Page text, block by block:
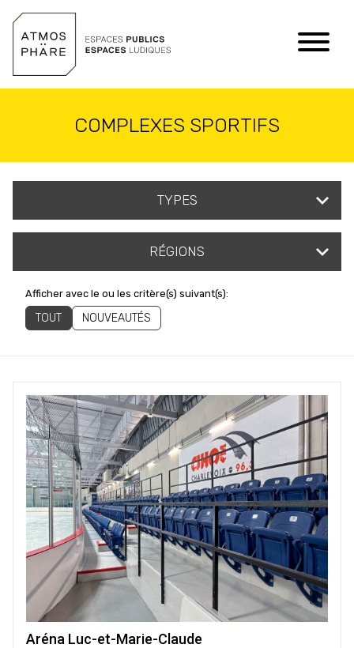
COMPLEXES SPORTIFS
TYPES
RÉGIONS
Afficher avec le ou les critère(s) suivant(s):
TOUT NOUVEAUTÉS
Aréna Luc-et-Marie-Claude